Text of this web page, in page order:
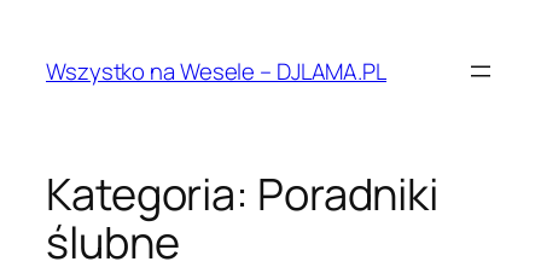
treściWszystko na Wesele – DJLAMA.PL
Kategoria: Poradniki
ślubne